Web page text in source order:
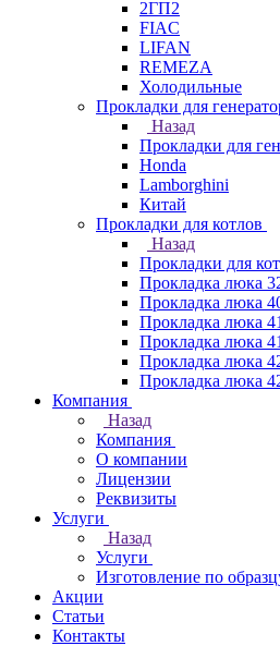
2ГП2
FIAC
LIFAN
REMEZA
Холодильные
Прокладки для
Назад
Прокладки для
Honda
Lamborghini
Китай
Прокладки для котлов
Назад
Прокладки для
Прокладка люка
Прокладка люка
Прокладка люка
Прокладка люка
Прокладка люка
Прокладка люка
Компания
Назад
Компания
О компании
Лицензии
Реквизиты
Услуги
Назад
Услуги
Изготовление по
Акции
Статьи
Контакты